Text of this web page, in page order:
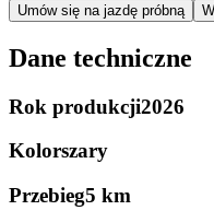
Umów się na jazdę próbną
Dane techniczne
Rok produkcji2026
Kolorszary
Przebieg5 km